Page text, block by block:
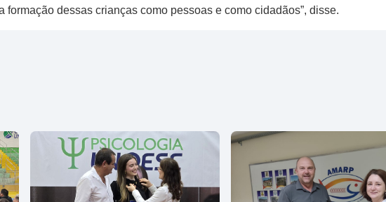
formação dessas crianças como pessoas e como cidadãos”, disse.